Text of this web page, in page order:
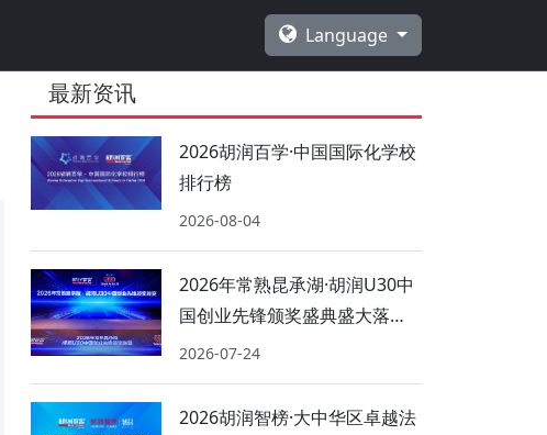
Language
最新资讯
2026胡润百学·中国国际化学校
排行榜
2026-08-04
2026年常熟昆承湖·胡润U30中
国创业先锋颁奖盛典盛大落
幕！
2026-07-24
2026胡润智榜·大中华区卓越法